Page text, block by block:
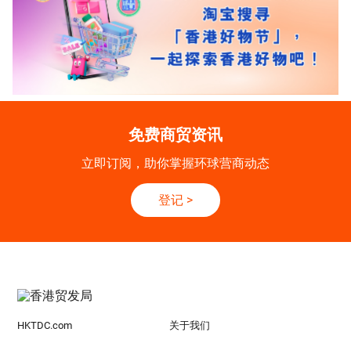
免费商贸资讯
立即订阅，助你掌握环球营商动态
登记 >
HKTDC.com 关于我们